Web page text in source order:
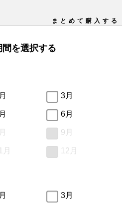
まとめて購入する
を選択する
3月
6月
9月
月 12月
3月